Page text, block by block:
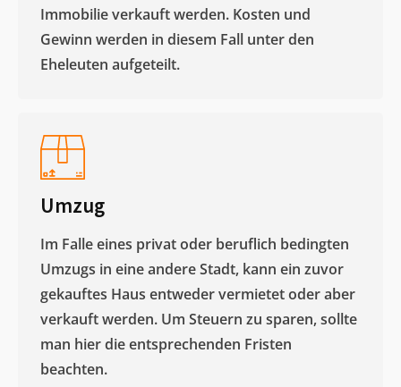
Immobilie verkauft werden. Kosten und
Gewinn werden in diesem Fall unter den
Eheleuten aufgeteilt.​
Umzug
Im Falle eines privat oder beruflich bedingten
Umzugs in eine andere Stadt, kann ein zuvor
gekauftes Haus entweder vermietet oder aber
verkauft werden. Um Steuern zu sparen, sollte
man hier die entsprechenden Fristen
beachten.